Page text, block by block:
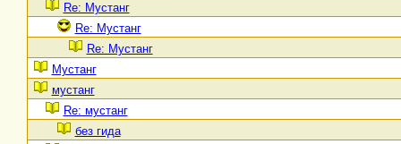
Re: Мустанг
Re: Мустанг
Re: Мустанг
Мустанг
мустанг
Re: мустанг
без гида